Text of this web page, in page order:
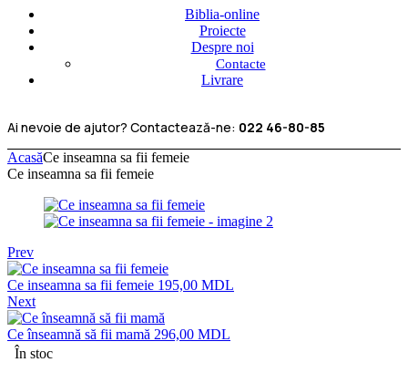
Biblia-online
Proiecte
Despre noi
Contacte
Livrare
Ai nevoie de ajutor? Contactează-ne: 022 46-80-85
AcasăCe inseamna sa fii femeie
Ce inseamna sa fii femeie
Prev
Ce inseamna sa fii femeie 195,00 MDL
Next
Ce înseamnă să fii mamă 296,00 MDL
În stoc